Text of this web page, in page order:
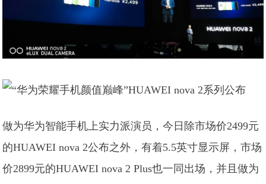
做为华为智能手机上实力派演员，今日除市场价2499元
的HUAWEI nova 2公布之外，有着5.5英寸显示屏，市场
价2899元的HUAWEI nova 2 Plus也一同出场，并且做为